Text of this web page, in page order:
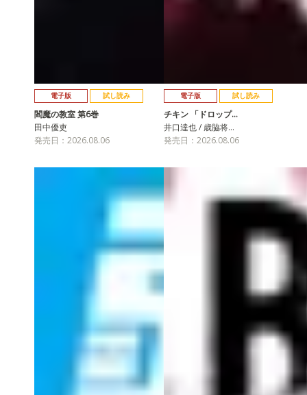
電子版 試し読み
閻魔の教室 第6巻
田中優吏
発売日：2026.08.06
電子版 試し読み
チキン 「ドロップ…
井口達也 / 歳脇将…
発売日：2026.08.06